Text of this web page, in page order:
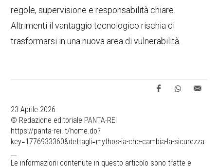
regole, supervisione e responsabilità chiare.
Altrimenti il vantaggio tecnologico rischia di
trasformarsi in una nuova area di vulnerabilità.
23 Aprile 2026
© Redazione editoriale PANTA-REI
https://panta-rei.it/home.do?
key=1776933360&dettagli=mythos-ia-che-cambia-la-sicurezza
Le informazioni contenute in questo articolo sono tratte e